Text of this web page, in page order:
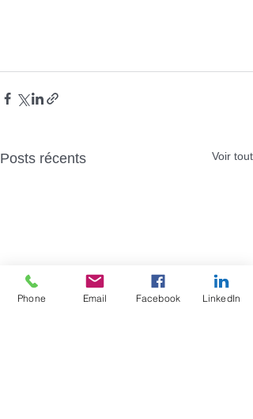
Posts récents Voir tout
Phone Email Facebook LinkedIn